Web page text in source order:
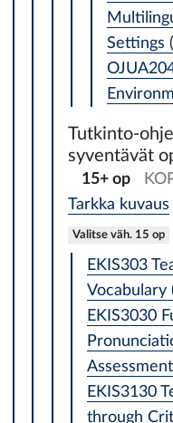
Settings
Tutkinto-
syventävät
15+ op
Tarkka kuvaus
Valitse väh. 15 op
EKIS303
Vocabulary
EKIS3030
EKIS3130
through